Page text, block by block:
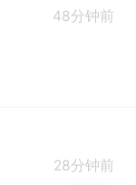
48分钟前
28分钟前